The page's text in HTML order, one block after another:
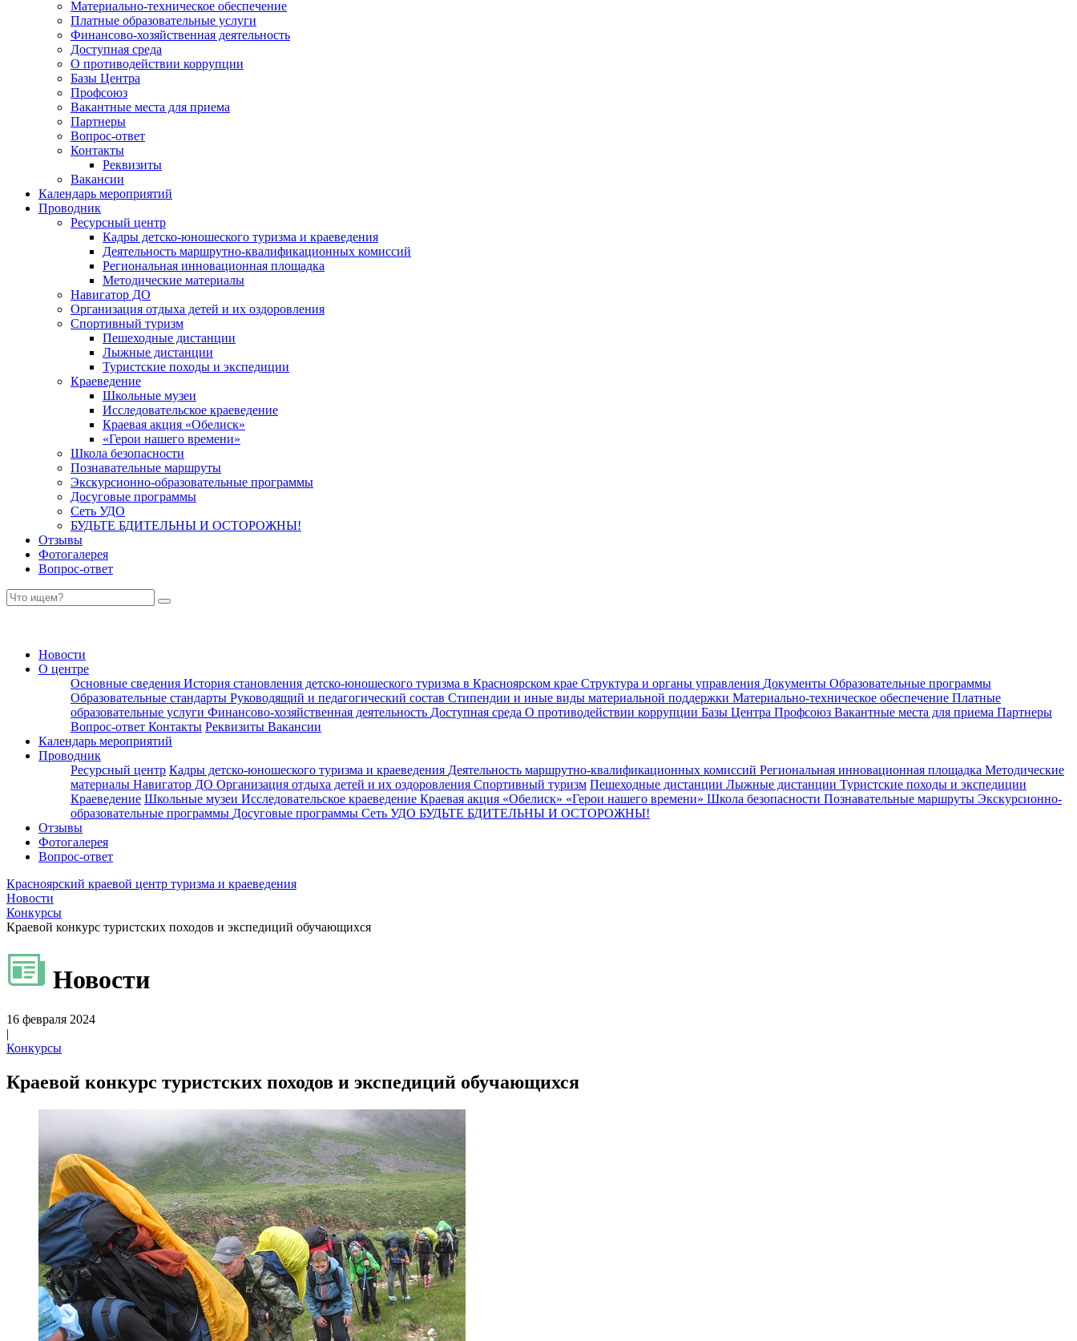
Материально-техническое обеспечение
Платные образовательные услуги
Финансово-хозяйственная деятельность
Доступная среда
О противодействии коррупции
Базы Центра
Профсоюз
Вакантные места для приема
Партнеры
Вопрос-ответ
Контакты
Реквизиты
Вакансии
Календарь мероприятий
Проводник
Ресурсный центр
Кадры детско-юношеского туризма и краеведения
Деятельность маршрутно-квалификационных комиссий
Региональная инновационная площадка
Методические материалы
Навигатор ДО
Организация отдыха детей и их оздоровления
Спортивный туризм
Пешеходные дистанции
Лыжные дистанции
Туристские походы и экспедиции
Краеведение
Школьные музеи
Исследовательское краеведение
Краевая акция «Обелиск»
«Герои нашего времени»
Школа безопасности
Познавательные маршруты
Экскурсионно-образовательные программы
Досуговые программы
Сеть УДО
БУДЬТЕ БДИТЕЛЬНЫ И ОСТОРОЖНЫ!
Отзывы
Фотогалерея
Вопрос-ответ
Новости
О центре
Основные сведения История становления детско-юношеского туризма в Красноярском крае Структура и органы управления Документы Образовательные программы
Образовательные стандарты Руководящий и педагогический состав Стипендии и иные виды материальной поддержки Материально-техническое обеспечение Платные
образовательные услуги Финансово-хозяйственная деятельность Доступная среда О противодействии коррупции Базы Центра Профсоюз Вакантные места для приема Партнеры
Вопрос-ответ Контакты Реквизиты Вакансии
Календарь мероприятий
Проводник
Ресурсный центр Кадры детско-юношеского туризма и краеведения Деятельность маршрутно-квалификационных комиссий Региональная инновационная площадка Методические
материалы Навигатор ДО Организация отдыха детей и их оздоровления Спортивный туризм Пешеходные дистанции Лыжные дистанции Туристские походы и экспедиции
Краеведение Школьные музеи Исследовательское краеведение Краевая акция «Обелиск» «Герои нашего времени» Школа безопасности Познавательные маршруты Экскурсионно-
образовательные программы Досуговые программы Сеть УДО БУДЬТЕ БДИТЕЛЬНЫ И ОСТОРОЖНЫ!
Отзывы
Фотогалерея
Вопрос-ответ
Красноярский краевой центр туризма и краеведения
Новости
Конкурсы
Краевой конкурс туристских походов и экспедиций обучающихся
Новости
16 февраля 2024
|
Конкурсы
Краевой конкурс туристских походов и экспедиций обучающихся